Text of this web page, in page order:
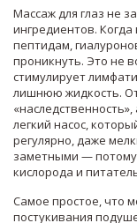
Массаж для глаз не
ингредиентов.
пептидам,
проникнуть. Это не
стимулирует
лишнюю жидкость.
легкий насос,
регулярно, даже
заметными —
кислорода и
Самое простое, что
постукивания